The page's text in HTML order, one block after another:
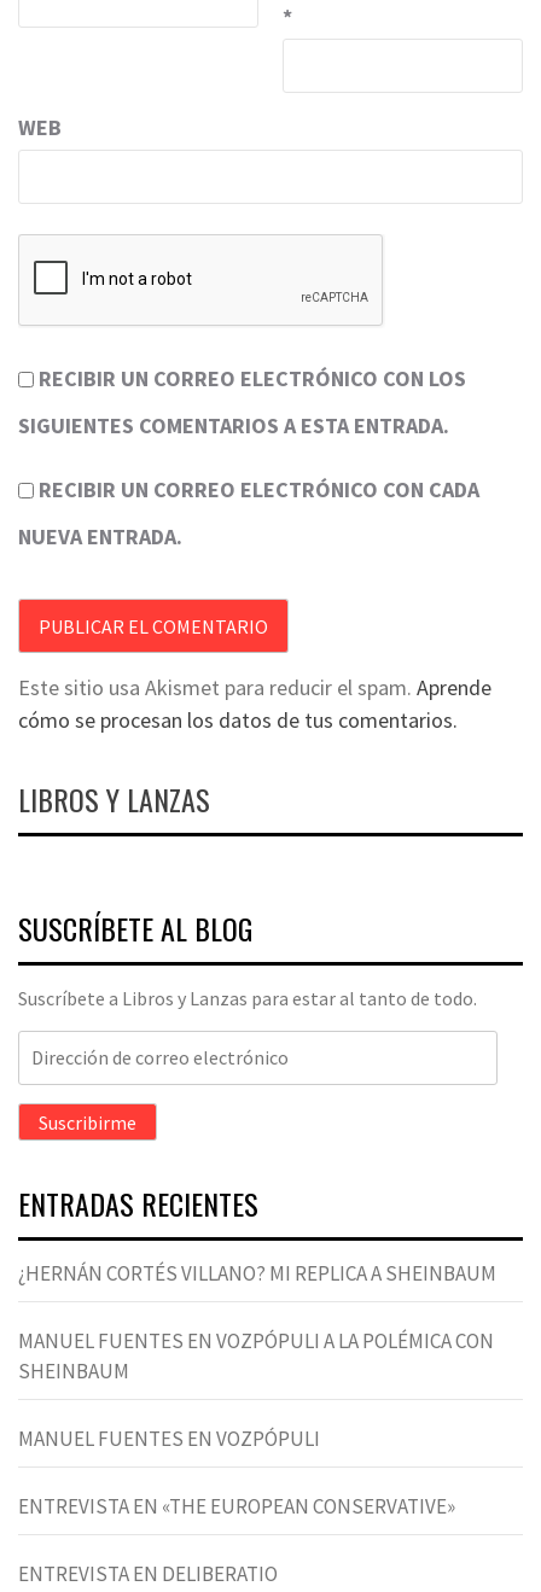
*
WEB
RECIBIR UN CORREO ELECTRÓNICO CON LOS
SIGUIENTES COMENTARIOS A ESTA ENTRADA.
RECIBIR UN CORREO ELECTRÓNICO CON CADA
NUEVA ENTRADA.
Este sitio usa Akismet para reducir el spam. Aprende
cómo se procesan los datos de tus comentarios.
LIBROS Y LANZAS
SUSCRÍBETE AL BLOG
Suscríbete a Libros y Lanzas para estar al tanto de todo.
Dirección
correo
electrónico
Suscribirme
ENTRADAS RECIENTES
¿HERNÁN CORTÉS VILLANO? MI REPLICA A SHEINBAUM
MANUEL FUENTES EN VOZPÓPULI A LA POLÉMICA CON
SHEINBAUM
MANUEL FUENTES EN VOZPÓPULI
ENTREVISTA EN «THE EUROPEAN CONSERVATIVE»
ENTREVISTA EN DELIBERATIO